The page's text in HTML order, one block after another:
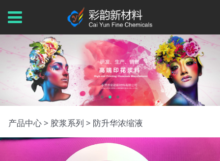
防升华浓缩液
产品中心> 胶浆系列 > 防升华浓缩液